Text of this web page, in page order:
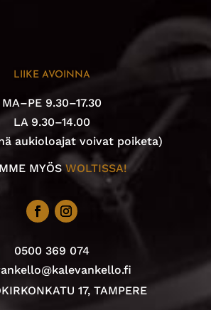
LIIKE AVOINNA
MA–PE 9.30–17.30
LA 9.30–14.00
aukioloajat voivat poiketa)
MYÖSWOLTISSA!
0500 369 074
17, TAMPERE